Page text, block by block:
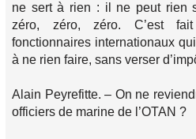
ne sert à rien : il ne peut rien
zéro, zéro, zéro. C’est
fonctionnaires internationaux
à ne rien faire, sans verser
Alain Peyrefitte. – On ne
officiers de marine de l’OTAN ?